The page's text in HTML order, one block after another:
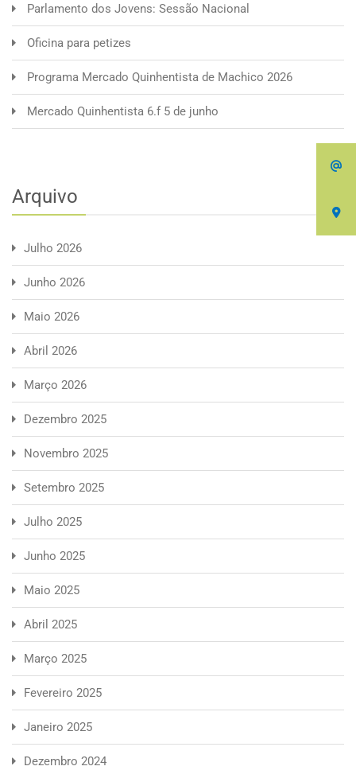
Parlamento dos Jovens: Sessão Nacional
Oficina para petizes
Programa Mercado Quinhentista de Machico 2026
Mercado Quinhentista 6.f 5 de junho
Arquivo
Julho 2026
Junho 2026
Maio 2026
Abril 2026
Março 2026
Dezembro 2025
Novembro 2025
Setembro 2025
Julho 2025
Junho 2025
Maio 2025
Abril 2025
Março 2025
Fevereiro 2025
Janeiro 2025
Dezembro 2024